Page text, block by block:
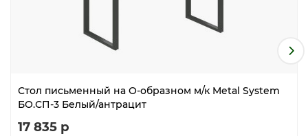
Стол письменный на О-образном м/к Metal System
БО.СП-3 Белый/антрацит
17 835 р